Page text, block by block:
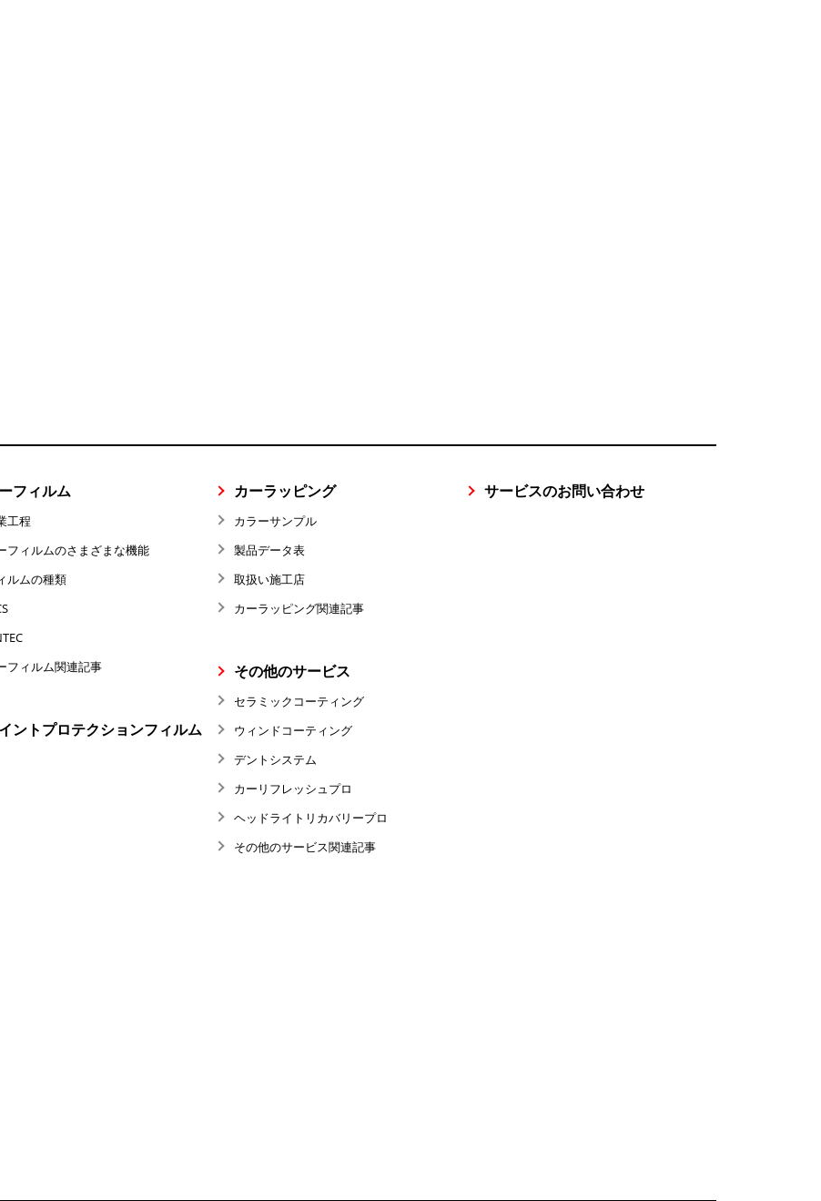
フィルム
工程
フィルムのさまざまな機能
ルムの種類
フィルム関連記事
ントプロテクションフィルム
カーラッピング
カラーサンプル
製品データ表
取扱い施工店
カーラッピング関連記事
その他のサービス
セラミックコーティング
ウィンドコーティング
デントシステム
カーリフレッシュプロ
ヘッドライトリカバリープロ
その他のサービス関連記事
サービスのお問い合わせ